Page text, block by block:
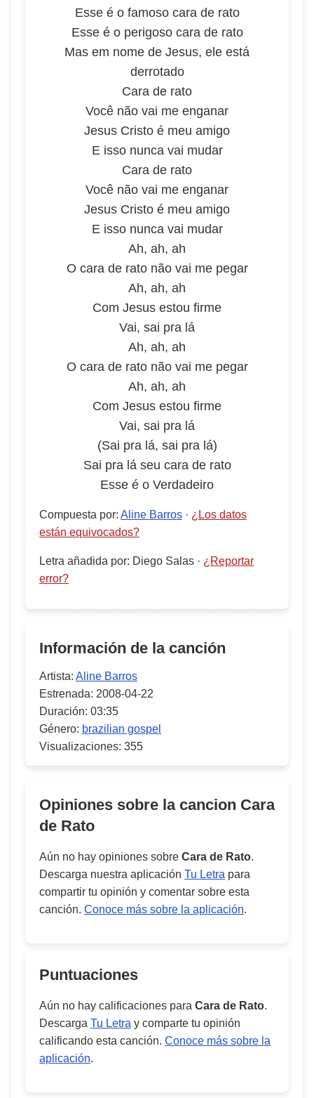
Esse é o famoso cara de rato
Esse é o perigoso cara de rato
Mas em nome de Jesus, ele está
derrotado
Cara de rato
Você não vai me enganar
Jesus Cristo é meu amigo
E isso nunca vai mudar
Cara de rato
Você não vai me enganar
Jesus Cristo é meu amigo
E isso nunca vai mudar
Ah, ah, ah
O cara de rato não vai me pegar
Ah, ah, ah
Com Jesus estou firme
Vai, sai pra lá
Ah, ah, ah
O cara de rato não vai me pegar
Ah, ah, ah
Com Jesus estou firme
Vai, sai pra lá
(Sai pra lá, sai pra lá)
Sai pra lá seu cara de rato
Esse é o Verdadeiro
Compuesta por: Aline Barros · ¿Los datos
están equivocados?
Letra añadida por: Diego Salas · ¿Reportar
error?
Información de la canción
Artista: Aline Barros
Estrenada: 2008-04-22
Duración: 03:35
Género: brazilian gospel
Visualizaciones: 355
Opiniones sobre la cancion Cara
de Rato
Aún no hay opiniones sobre Cara de Rato.
Descarga nuestra aplicación Tu Letra para
compartir tu opinión y comentar sobre esta
canción. Conoce más sobre la aplicación.
Puntuaciones
Aún no hay calificaciones para Cara de Rato.
Descarga Tu Letra y comparte tu opinión
calificando esta canción. Conoce más sobre la
aplicación.